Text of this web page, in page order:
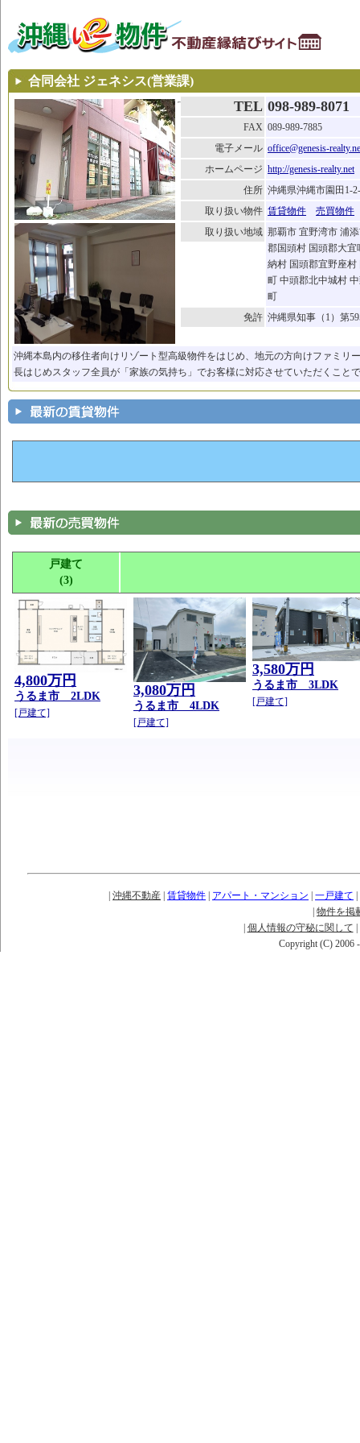
合同会社 ジェネシス(営業課)
TEL 098-989-8071
FAX 089-989-7885
電子メール office@genesis-
ホームページ http://genesis-realty.net
住所 沖縄県沖縄市園田1-
取り扱い物件 賃貸物件
売買物件
取り扱い地域 那覇市 宜野湾市 浦
郡国頭村 国頭郡大
納村 国頭郡宜野座
町 中頭郡北中城村
町
免許 沖縄県知事（1）第
沖縄本島内の移住者向けリゾート型高級物件をはじめ、地元の方向けファミリ
長はじめスタッフ全員が「家族の気持ち」でお客様に対応させていただくこと
戸建て
(3)
沖縄不動産 賃貸物件 アパート・マンション 一戸建て
物件を掲
個人情報の守秘に関して
Copyright (C) 2006